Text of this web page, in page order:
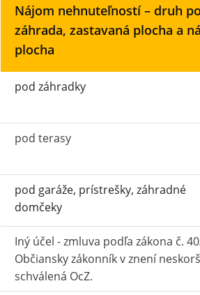
Nájom nehnuteľností – druh
záhrada, zastavaná plocha a
plocha
pod záhradky
pod terasy
pod garáže, prístrešky, záhradné
domčeky
Iný účel - zmluva podľa zákona č.
Občiansky zákonník v znení
schválená OcZ.